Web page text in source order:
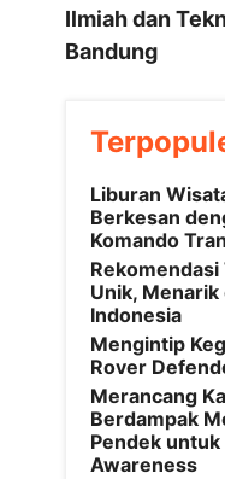
Ilmiah dan
Bandung
Liburan
Berkesan
Komando
Unik,
Indonesia
Mengintip
Rover
Merancang
Berdampak
Pendek
Awareness